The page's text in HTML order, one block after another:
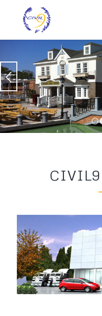
CHOCOLATE
Site Location:Kaset-
Owner: Chocolate Group
Architect/Structure/
Co.,Ltd.
CIVIL9